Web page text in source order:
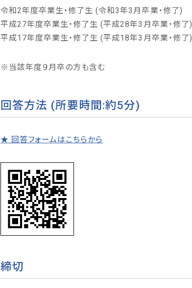
令和2年度卒業生・修了生 (令和3年3月卒業・修了)
平成27年度卒業生・修了生 (平成28年3月卒業・修了)
平成17年度卒業生・修了生 (平成18年3月卒業・修了)
※当該年度９月卒の方も含む
回答方法 (所要時間:約5分)
★ 回答フォームはこちらから
締切